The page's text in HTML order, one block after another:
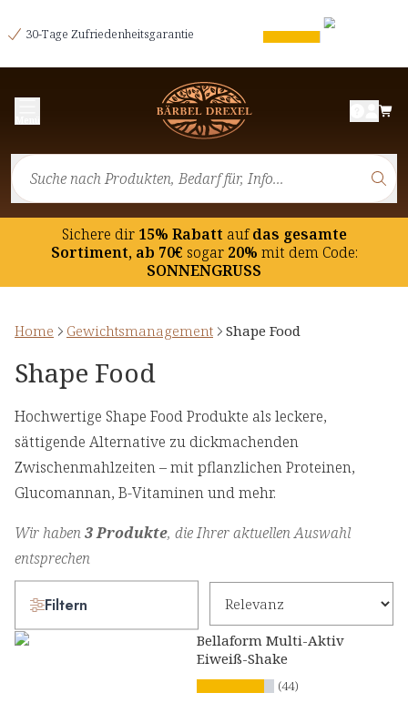
30-Tage Zufriedenheitsgarantie
Sichere dir15% Rabatt aufdas gesamte
Sortiment, ab 70€ sogar20% mit dem Code:
SONNENGRUSS
Home Gewichtsmanagement Shape Food
Shape Food
Hochwertige Shape Food Produkte als leckere,
sättigende Alternative zu dickmachenden
Zwischenmahlzeiten – mit pflanzlichen Proteinen,
Glucomannan, B-Vitaminen und mehr.
Wir haben3 Produkte, die Ihrer aktuellen Auswahl
entsprechen
Filtern
Bellaform Multi-Aktiv
Eiweiß-Shake
(44)